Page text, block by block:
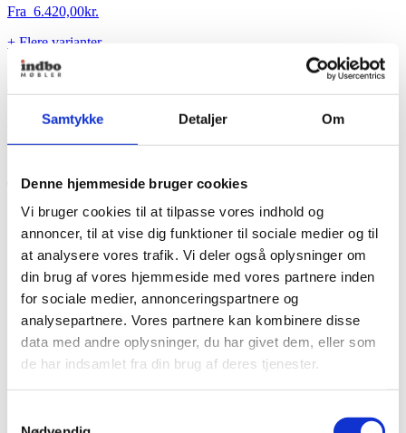
Samtykke Detaljer Om
Denne hjemmeside bruger cookies
Vi bruger cookies til at tilpasse vores indhold og
annoncer, til at vise dig funktioner til sociale medier og til
at analysere vores trafik. Vi deler også oplysninger om
din brug af vores hjemmeside med vores partnere inden
for sociale medier, annonceringspartnere og
analysepartnere. Vores partnere kan kombinere disse
data med andre oplysninger, du har givet dem, eller som
de har indsamlet fra din brug af deres tjenester.
Fra 6.420,00kr.
+ Flere varianter
JG Foldestol af Jørgen Gammelgaard
6.420,00kr.
Se produkt Dette vare har flere varianter. Mulighederne kan vælges